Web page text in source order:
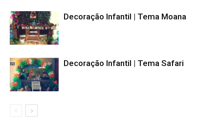
Decoração Infantil | Tema Moana
Decoração Infantil | Tema Safari